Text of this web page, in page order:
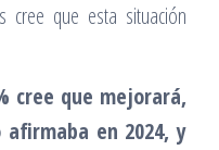
cree que esta situación
cree que mejorará,
en 2024, y